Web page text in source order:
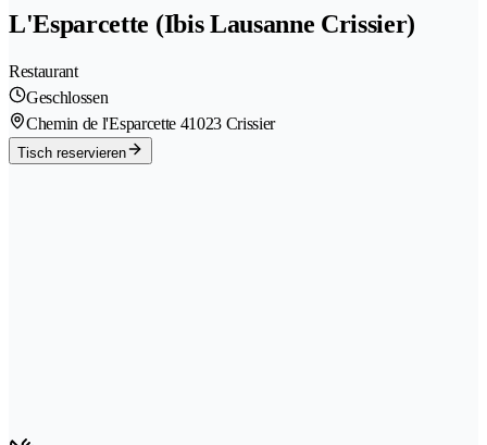
L'Esparcette (Ibis Lausanne Crissier)
Restaurant
Geschlossen
Chemin de l'Esparcette 41023 Crissier
Tisch reservieren